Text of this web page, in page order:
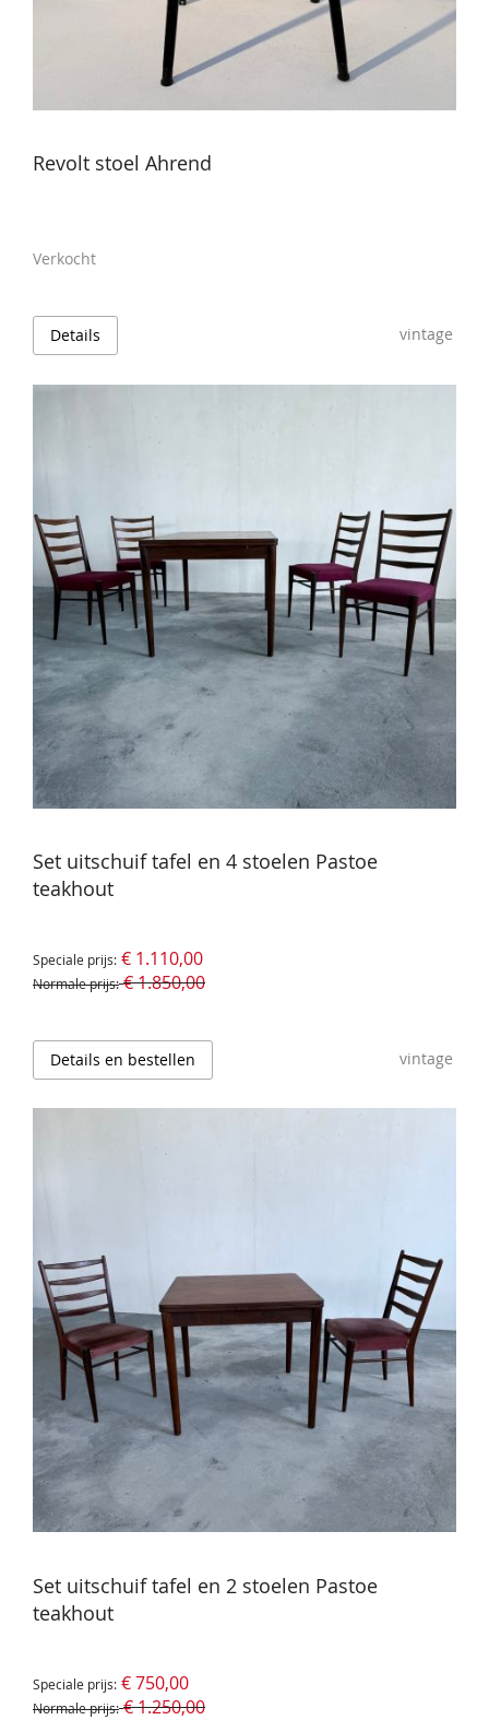
Revolt stoel Ahrend
Verkocht
Details vintage
Set uitschuif tafel en 4 stoelen Pastoe
teakhout
Speciale prijs € 1.110,00
Normale prijs € 1.850,00
Details en bestellen vintage
Set uitschuif tafel en 2 stoelen Pastoe
teakhout
Speciale prijs € 750,00
Normale prijs € 1.250,00